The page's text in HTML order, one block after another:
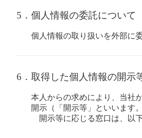
5．個人情報の委託について
個人情報の取り扱いを外部に
6．取得した個人情報の開示
本人からの求めにより、当社
開示（「開示等」といいます
開示等に応じる窓口は、以